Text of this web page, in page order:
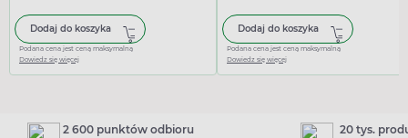
Dodaj do koszyka
Podana cena jest ceną maksymalną
Dowiedz się więcej
Dodaj do koszyka
Podana cena jest ceną maksymalną
Dowiedz się więcej
2 600 punktów odbioru
20 tys.